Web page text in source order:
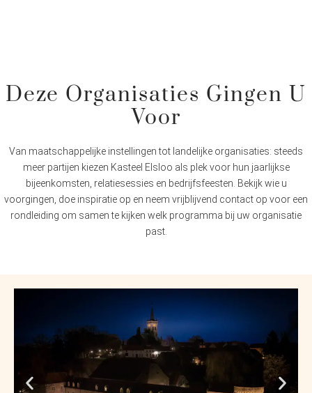
Deze Organisaties Gingen U
Voor
Van maatschappelijke instellingen tot landelijke organisaties: steeds
meer partijen kiezen Kasteel Elsloo als plek voor hun jaarlijkse
bijeenkomsten, relatiesessies en bedrijfsfeesten. Bekijk wie u
voorgingen, doe inspiratie op en neem vrijblijvend contact op voor een
rondleiding om samen te kijken welk programma bij uw organisatie
past.